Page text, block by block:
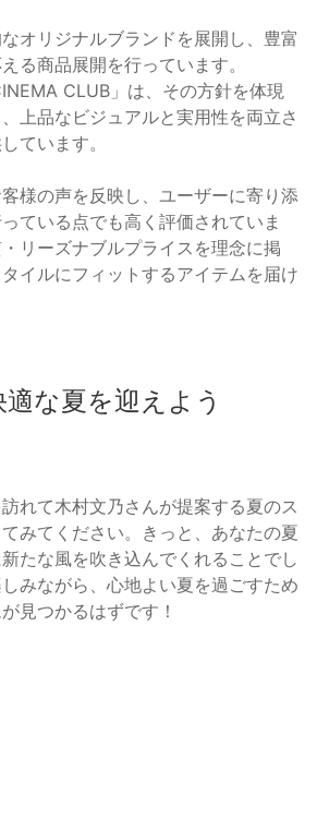
オリジナルブランドを展開し、豊富
る商品展開を行っています。
CLUB」は、その方針を体現
上品なビジュアルと実用性を両立さ
ています。
様の声を反映し、ユーザーに寄り添
ている点でも高く評価されていま
リーズナブルプライスを理念に掲
イルにフィットするアイテムを届け
な夏を迎えよう
れて木村文乃さんが提案する夏のス
みてください。きっと、あなたの夏
たな風を吹き込んでくれることでし
みながら、心地よい夏を過ごすため
見つかるはずです！